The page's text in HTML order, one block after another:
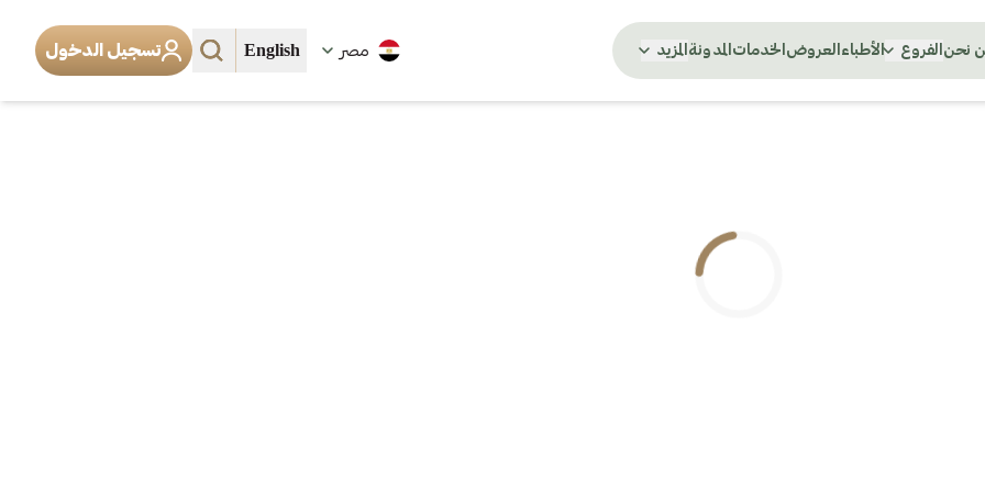
نحن الفروع الأطباء العروض الخدمات المدونة المزيد مصر English تسجيل الدخول